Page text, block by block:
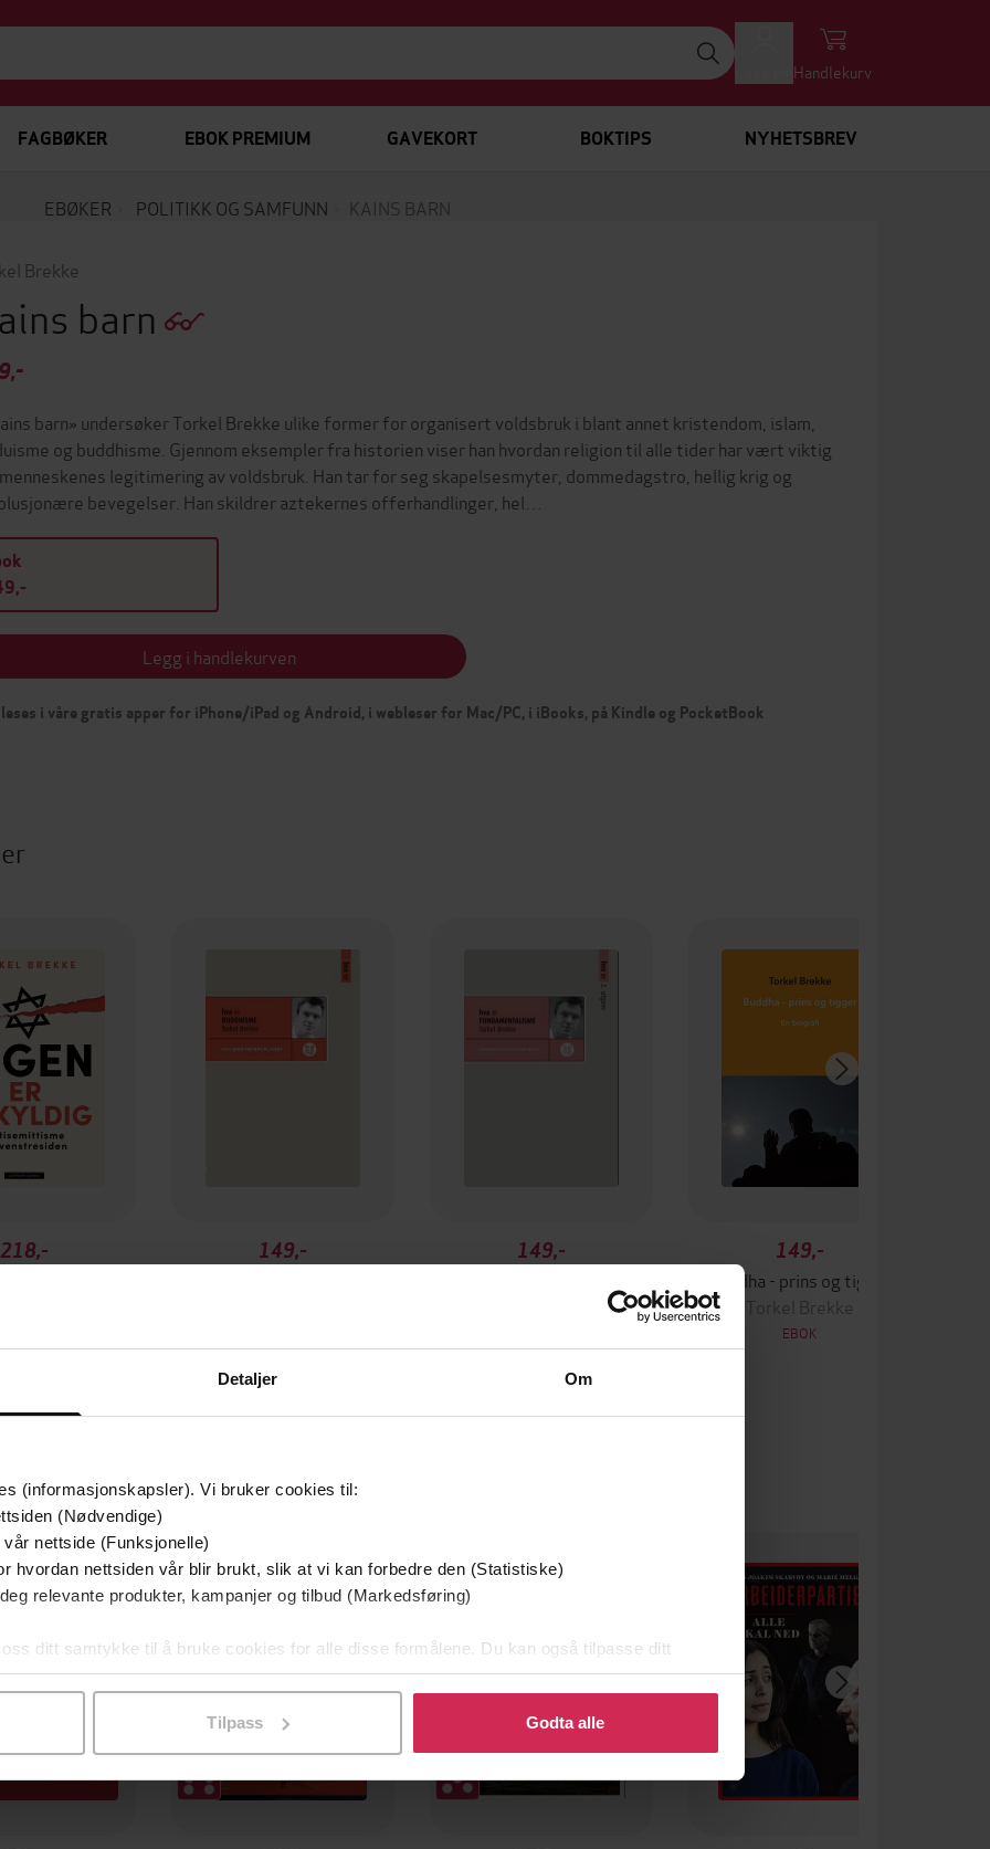
Detaljer Om
(informasjonskapsler). Vi bruker cookies til:
(Nødvendige)
nettside (Funksjonelle)
hvordan nettsiden vår blir brukt, slik at vi kan forbedre den (Statistiske)
relevante produkter, kampanjer og tilbud (Markedsføring)
ditt samtykke til å bruke cookies for alle disse formålene. Du kan også tilpasse ditt
ved å klikke på «Tilpass». Du kan når som helst trekke tilbake eller endre ditt samtykke.
Tilpass Godta alle
Handlekurv
FAGBØKER EBOK PREMIUM GAVEKORT BOKTIPS NYHETSBREV
EBØKER POLITIKK OG SAMFUNN KAINS BARN
Brekke
barn
barn» undersøker Torkel Brekke ulike former for organisert voldsbruk i blant annet kristendom, islam,
og buddhisme. Gjennom eksempler fra historien viser han hvordan religion til alle tider har vært viktig
legitimering av voldsbruk. Han tar for seg skapelsesmyter, dommedagstro, hellig krig og
bevegelser. Han skildrer aztekernes offerhandlinger, hel…
Legg i handlekurven
leses i våre gratis apper for iPhone/iPad og Android, i webleser for Mac/PC, i iBooks, på Kindle og PocketBook
218,-
149,-
149,-
149,-
Buddha - prins og tigger
Torkel Brekke
EBOK